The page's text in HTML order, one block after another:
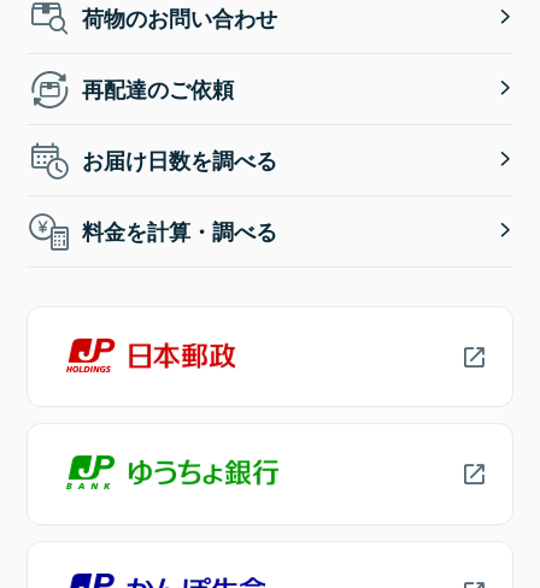
荷物のお問い合わせ
再配達のご依頼
お届け日数を調べる
料金を計算・調べる